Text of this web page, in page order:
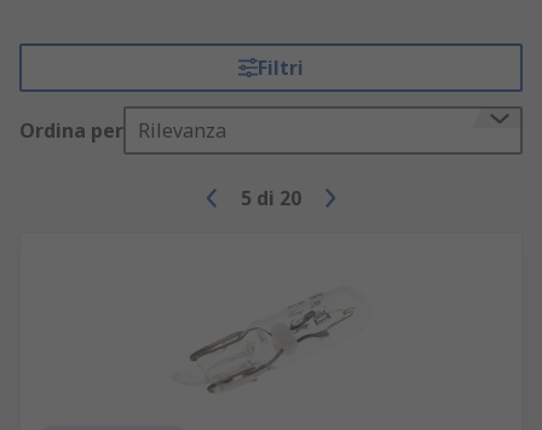
Filtri
Ordina per Rilevanza
5 di 20